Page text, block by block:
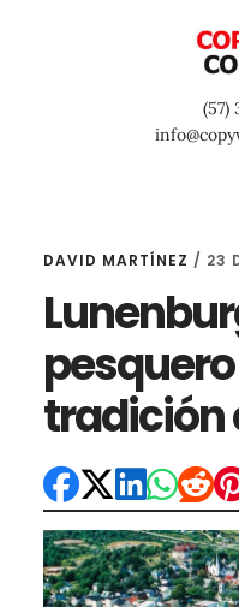
(57)
DAVID MARTÍNEZ / 23
tradición